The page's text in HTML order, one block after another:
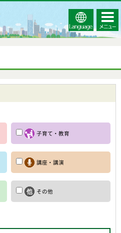
Select
Language
コンテ
ンツメ
ニュー
子育て・教育
講座・講演
その他